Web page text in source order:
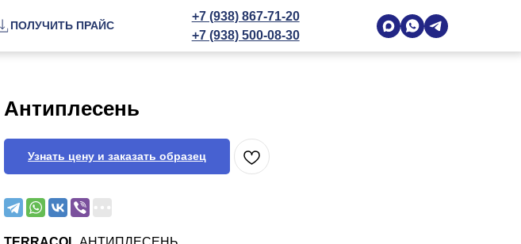
ПОЛУЧИТЬ ПРАЙС
+7 (938) 867-71-20
+7 (938) 500-08-30
Антиплесень
Узнать цену и заказать образец